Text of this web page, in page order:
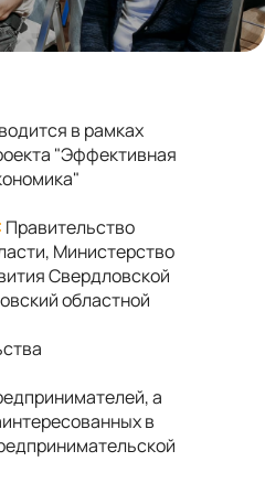
в рамках
"Эффективная
Правительство
Министерство
Свердловской
областной
а
в